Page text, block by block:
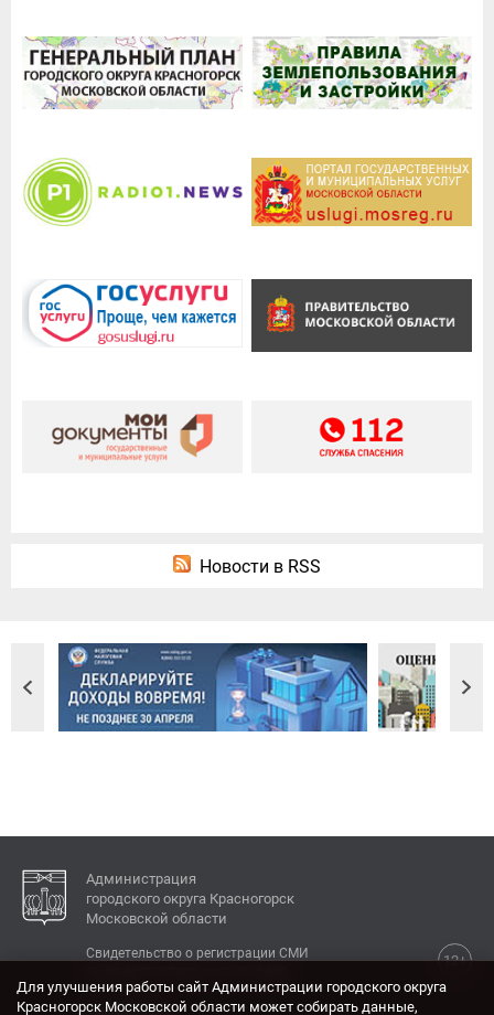
Новости в RSS
Администрация
городского округа Красногорск
Московской области
12+
Свидетельство о регистрации СМИ
Для улучшения работы сайт Администрации городского округа
Красногорск Московской области может собирать данные,